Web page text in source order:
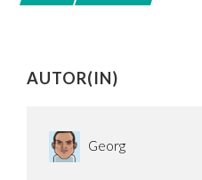
AUTOR(IN)
Georg